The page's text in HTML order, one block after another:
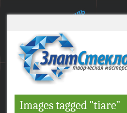
Images tagged "tiare"